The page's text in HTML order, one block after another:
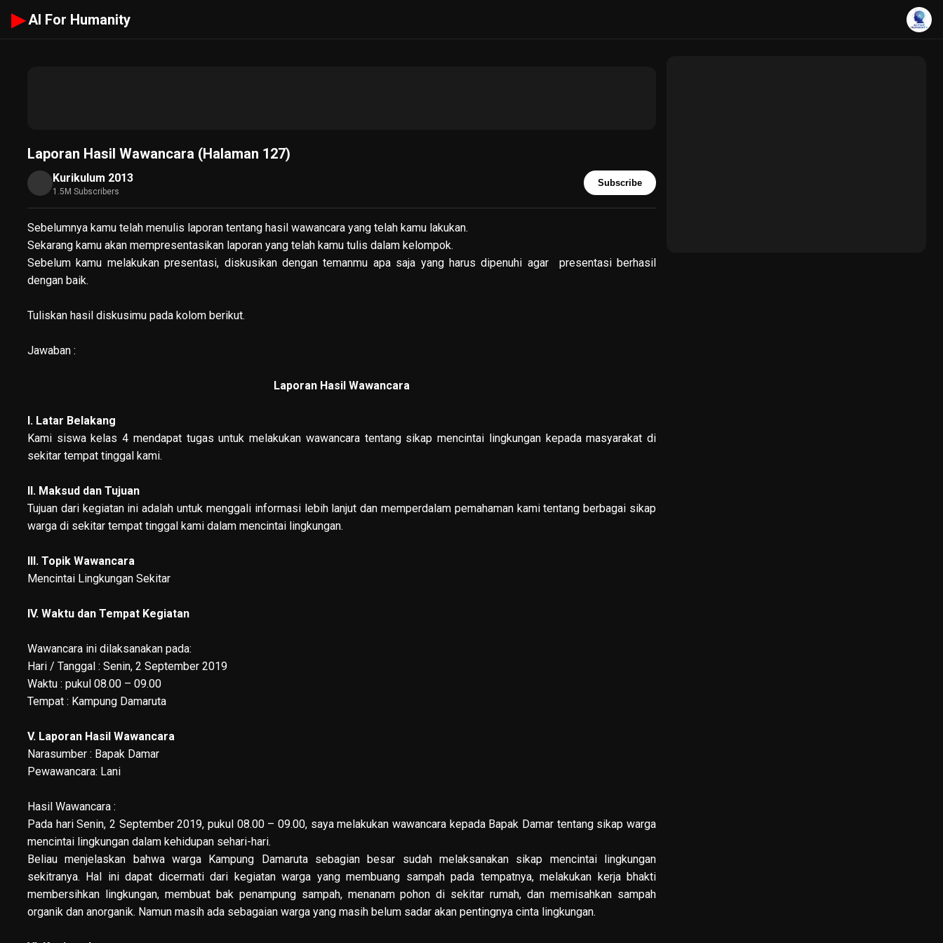
▶ AI For Humanity
Laporan Hasil Wawancara (Halaman 127)
Kurikulum 2013
1.5M Subscribers
Subscribe
Sebelumnya kamu telah menulis laporan tentang hasil wawancara yang telah kamu lakukan.
Sekarang kamu akan mempresentasikan laporan yang telah kamu tulis dalam kelompok.
Sebelum kamu melakukan presentasi, diskusikan dengan temanmu apa saja yang harus dipenuhi agar presentasi berhasil
dengan baik.
Tuliskan hasil diskusimu pada kolom berikut.
Jawaban :
Laporan Hasil Wawancara
I. Latar Belakang
Kami siswa kelas 4 mendapat tugas untuk melakukan wawancara tentang sikap mencintai lingkungan kepada masyarakat di
sekitar tempat tinggal kami.
II. Maksud dan Tujuan
Tujuan dari kegiatan ini adalah untuk menggali informasi lebih lanjut dan memperdalam pemahaman kami tentang berbagai sikap
warga di sekitar tempat tinggal kami dalam mencintai lingkungan.
III. Topik Wawancara
Mencintai Lingkungan Sekitar
IV. Waktu dan Tempat Kegiatan
Wawancara ini dilaksanakan pada:
Hari / Tanggal : Senin, 2 September 2019
Waktu : pukul 08.00 – 09.00
Tempat : Kampung Damaruta
V. Laporan Hasil Wawancara
Narasumber : Bapak Damar
Pewawancara: Lani
Hasil Wawancara :
Pada hari Senin, 2 September 2019, pukul 08.00 – 09.00, saya melakukan wawancara kepada Bapak Damar tentang sikap warga
mencintai lingkungan dalam kehidupan sehari-hari.
Beliau menjelaskan bahwa warga Kampung Damaruta sebagian besar sudah melaksanakan sikap mencintai lingkungan
sekitranya. Hal ini dapat dicermati dari kegiatan warga yang membuang sampah pada tempatnya, melakukan kerja bhakti
membersihkan lingkungan, membuat bak penampung sampah, menanam pohon di sekitar rumah, dan memisahkan sampah
organik dan anorganik. Namun masih ada sebagaian warga yang masih belum sadar akan pentingnya cinta lingkungan.